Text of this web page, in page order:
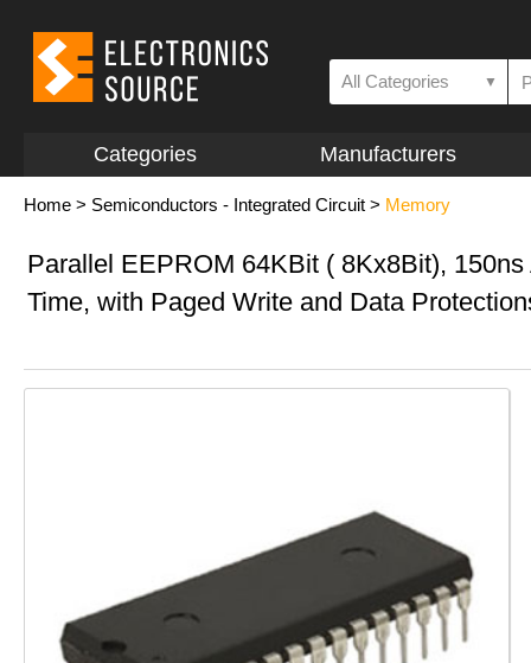
All Categories ▼
Categories Manufacturers
Home > Semiconductors - Integrated Circuit > Memory
Parallel EEPROM 64KBit ( 8Kx8Bit), 150ns
Time, with Paged Write and Data